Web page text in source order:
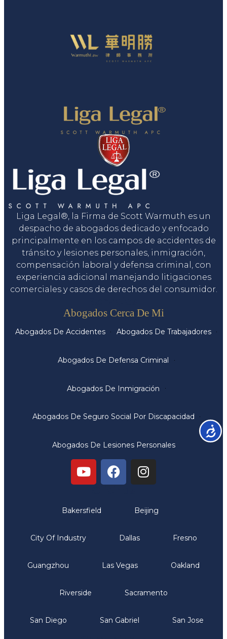
Liga Legal®, la Firma de Scott Warmuth es un
despacho de abogados dedicado y enfocado
principalmente en los campos de accidentes de
tránsito y lesiones personales, inmigración,
compensación laboral y defensa criminal, con
experiencia adicional manejando litigaciones
comerciales y casos de derechos del consumidor.
Abogados Cerca De Mi
Abogados De Accidentes Abogados De Trabajadores
Abogados De Defensa Criminal
Abogados De Inmigración
Abogados De Seguro Social Por Discapacidad
Abogados De Lesiones Personales
Bakersfield Beijing
City Of Industry Dallas Fresno
Guangzhou Las Vegas Oakland
Riverside Sacramento
San Diego San Gabriel San Jose